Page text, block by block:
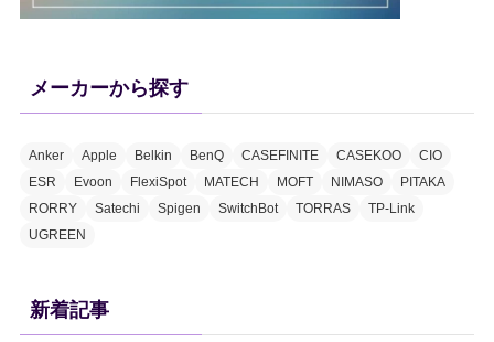
メーカーから探す
Anker Apple Belkin BenQ CASEFINITE CASEKOO
CIO
ESR
Evoon FlexiSpot MATECH MOFT NIMASO
PITAKA
RORRY
Satechi Spigen SwitchBot TORRAS
TP-Link
UGREEN
新着記事